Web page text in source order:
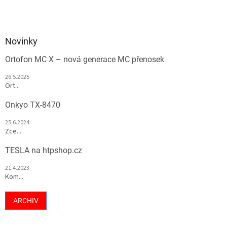
Novinky
Ortofon MC X – nová generace MC přenosek
26.5.2025
Ort...
Onkyo TX-8470
25.6.2024
Zce...
TESLA na htpshop.cz
21.4.2023
Kom...
ARCHIV